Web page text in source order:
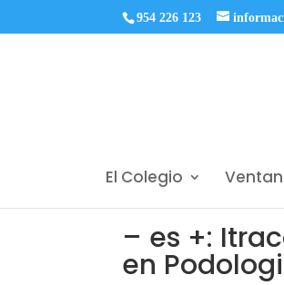
954 226 123
El Colegio
– es +:
en